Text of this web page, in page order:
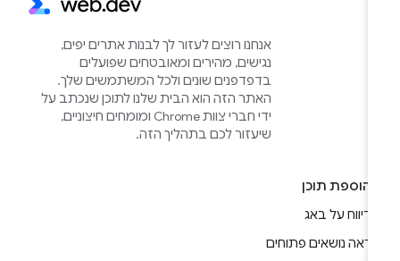
אנחנו רוצים לעזור לך לבנות אתרים יפים,
נגישים, מהירים ומאובטחים שפועלים
בדפדפנים שונים ולכל המשתמשים שלך.
האתר הזה הוא הבית שלנו לתוכן שנכתב על
ידי חברי צוות Chrome ומומחים חיצוניים,
שיעזור לכם בתהליך הזה.
הוספת תוכן
דיווח על באג
ראה נושאים פתוחים